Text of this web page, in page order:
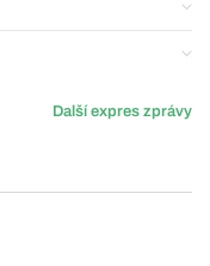
Další expres zprávy